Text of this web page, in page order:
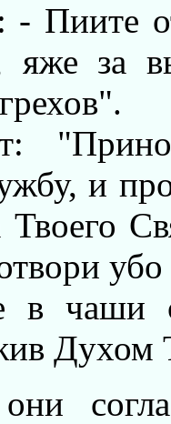
- Пиите
яже за
и
Твоего
в чаши